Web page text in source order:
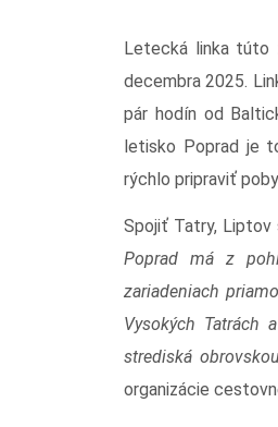
Letecká linka túto
decembra 2025.
pár hodín od
letisko Poprad je
rýchlo pripraviť
Spojiť Tatry, Liptov
Poprad má z
zariadeniach
Vysokých Tatrách
strediská
organizácie